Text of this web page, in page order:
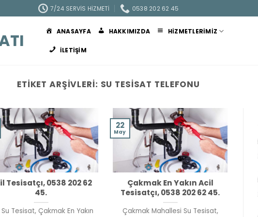
7/24 SERVIS HIZMETI 0538 202 62 45
ANASAYFA HAKKIMIZDA HIZMETLERIMIZ
İLETIŞIM
ETIKET ARŞIVLERI: SU TESISAT TELEFONU
Tesisatçı, 0538 202 62
45.
Tesisat, Çakmak En Yakın
Çakmak En Yakın Acil
Tesisatçı, 0538 202 62 45.
Çakmak Mahallesi Su Tesisat,
22
May